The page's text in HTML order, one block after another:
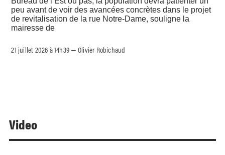
peu avant de voir des avancées concrètes dans le projet
de revitalisation de la rue Notre-Dame, souligne la
mairesse de
21 juillet 2026 à 14h39 –Olivier Robichaud
Video